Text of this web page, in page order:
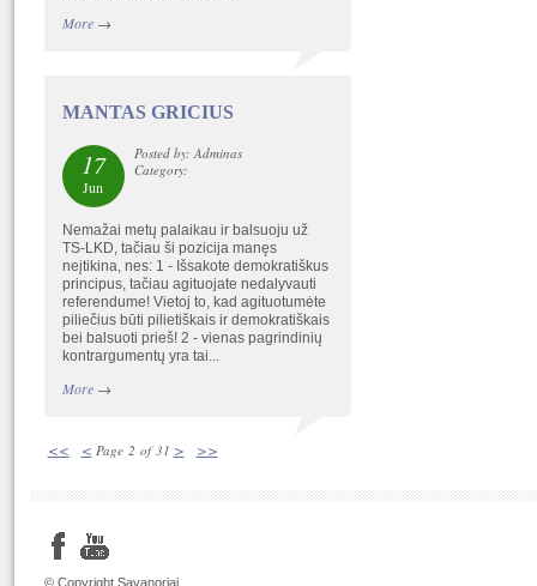
More→
MANTAS GRICIUS
17
Jun
Posted by: Adminas
Category:
Nemažai metų palaikau ir balsuoju už
TS-LKD, tačiau ši pozicija manęs
neįtikina, nes: 1 - Išsakote demokratiškus
principus, tačiau agituojate nedalyvauti
referendume! Vietoj to, kad agituotumėte
piliečius būti pilietiškais ir demokratiškais
bei balsuoti prieš! 2 - vienas pagrindinių
kontrargumentų yra tai...
More→
<< < Page 2 of 31 > >>
© Copyright Savanoriai